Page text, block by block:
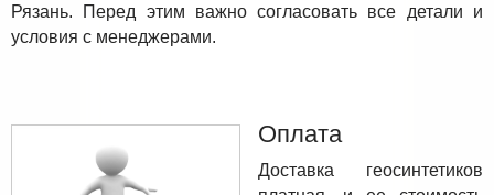
Рязань. Перед этим важно согласовать все детали и
условия с менеджерами.
Оплата
Доставка геосинтетиков